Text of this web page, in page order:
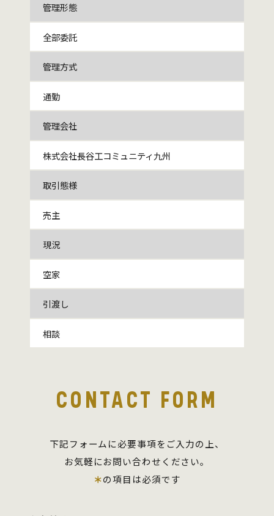
管理形態
全部委託
管理方式
通勤
管理会社
株式会社長谷工コミュニティ九州
取引態様
売主
現況
空家
引渡し
相談
CONTACT FORM
下記フォームに必要事項をご入力の上、
お気軽にお問い合わせください。
＊の項目は必須です